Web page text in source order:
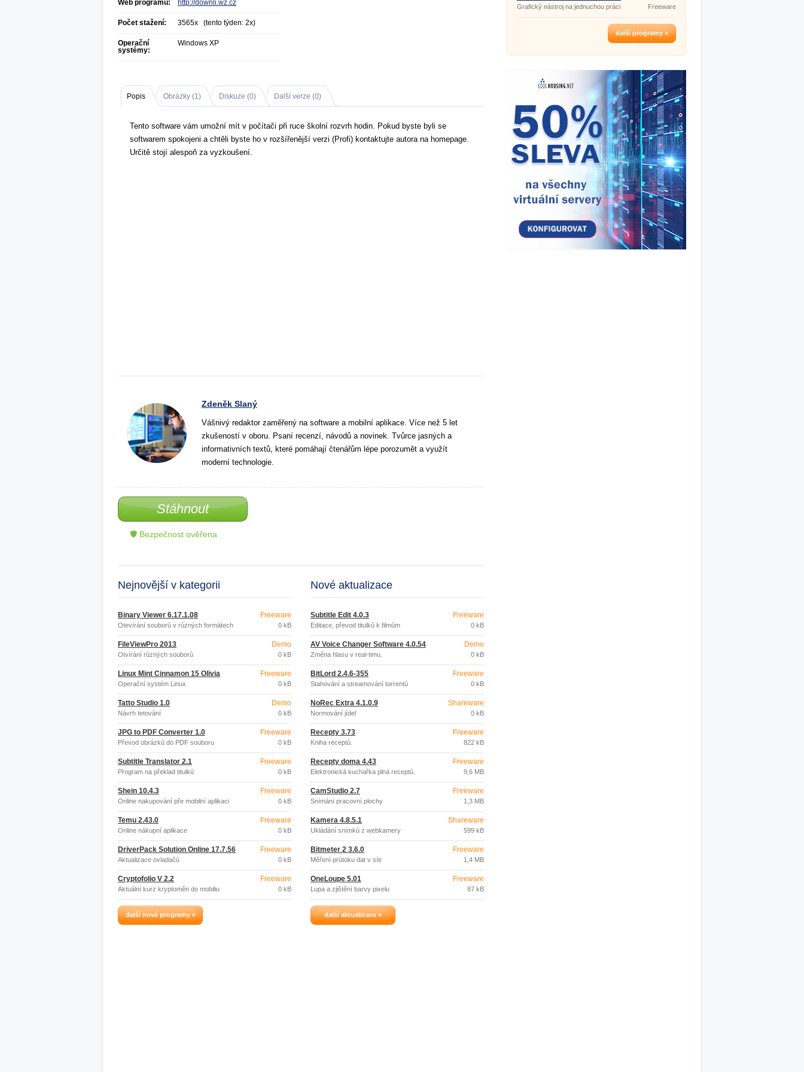
Web programu: http://downli.wz.cz
Počet stažení: 3565x (tento týden: 2x)
Operační
systémy:
Windows XP
Popis Obrázky (1) Diskuze (0) Další verze (0)
Tento software vám umožní mít v počítači při ruce školní rozvrh hodin. Pokud byste byli se
softwarem spokojeni a chtěli byste ho v rozšířenější verzi (Profi) kontaktujte autora na homepage.
Určitě stojí alespoň za vyzkoušení.
Zdeněk Slaný
Vášnivý redaktor zaměřený na software a mobilní aplikace. Více než 5 let
zkušeností v oboru. Psaní recenzí, návodů a novinek. Tvůrce jasných a
informativních textů, které pomáhají čtenářům lépe porozumět a využít
moderní technologie.
Stáhnout
🛡 Bezpečnost ověřena
Nejnovější v kategorii
Binary Viewer 6.17.1.08
Otevírání souborů v různých formátech
Freeware
0 kB
FileViewPro 2013
Otvírání různých souborů
Demo
0 kB
Linux Mint Cinnamon 15 Olivia
Operační systém Linux
Freeware
0 kB
Tatto Studio 1.0
Návrh tetování
Demo
0 kB
JPG to PDF Converter 1.0
Převod obrázků do PDF souboru
Freeware
0 kB
Subtitle Translator 2.1
Program na překlad titulků
Freeware
0 kB
Shein 10.4.3
Online nakupování pře mobilní aplikaci
Freeware
0 kB
Temu 2.43.0
Online nákupní aplikace
Freeware
0 kB
DriverPack Solution Online 17.7.56
Aktualizace ovladačů
Freeware
0 kB
Cryptofolio V 2.2
Aktuální kurz kryptoměn do mobiliu
Freeware
0 kB
další nové programy »
Nové aktualizace
Subtitle Edit 4.0.3
Editace, převod titulků k filmům
Freeware
0 kB
AV Voice Changer Software 4.0.54
Změna hlasu v real-timu.
Demo
0 kB
BitLord 2.4.6-355
Stahování a streamování torrentů
Freeware
0 kB
NoRec Extra 4.1.0.9
Normování jídel
Shareware
0 kB
Recepty 3.73
Kniha receptů.
Freeware
822 kB
Recepty doma 4.43
Elektronická kuchařka plná receptů.
Freeware
9,6 MB
CamStudio 2.7
Snímání pracovní plochy
Freeware
1,3 MB
Kamera 4.8.5.1
Ukládání snímků z webkamery
Shareware
599 kB
Bitmeter 2 3.6.0
Měření průtoku dat v síti
Freeware
1,4 MB
OneLoupe 5.01
Lupa a zjištění barvy pixelu
Freeware
87 kB
další aktualizace »
Grafický nástroj na jednuchou práci
Freeware
další programy »